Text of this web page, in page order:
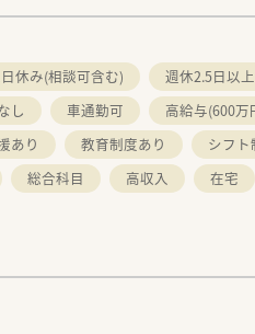
休み(相談可含む) 週休2.5日以上
し 車通勤可 高給与(600万
あり 教育制度あり シフト
総合科目 高収入 在宅